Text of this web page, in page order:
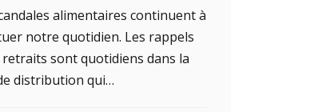
alimentaires continuent à
notre quotidien. Les rappels
sont quotidiens dans la
distribution qui…